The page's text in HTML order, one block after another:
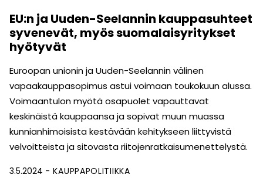
EU:n ja Uuden-Seelannin kauppasuhteet
syvenevät, myös suomalaisyritykset
hyötyvät
Euroopan unionin ja Uuden-Seelannin välinen
vapaakauppasopimus astui voimaan toukokuun alussa.
Voimaantulon myötä osapuolet vapauttavat
keskinäistä kauppaansa ja sopivat muun muassa
kunnianhimoisista kestävään kehitykseen liittyvistä
velvoitteista ja sitovasta riitojenratkaisumenettelystä.
3.5.2024 KAUPPAPOLITIIKKA